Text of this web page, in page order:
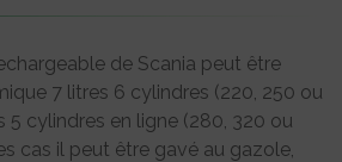
de Scania peut être
7 litres 6 cylindres (220, 250 ou
5 cylindres en ligne (280, 320 ou
cas il peut être gavé au gazole,